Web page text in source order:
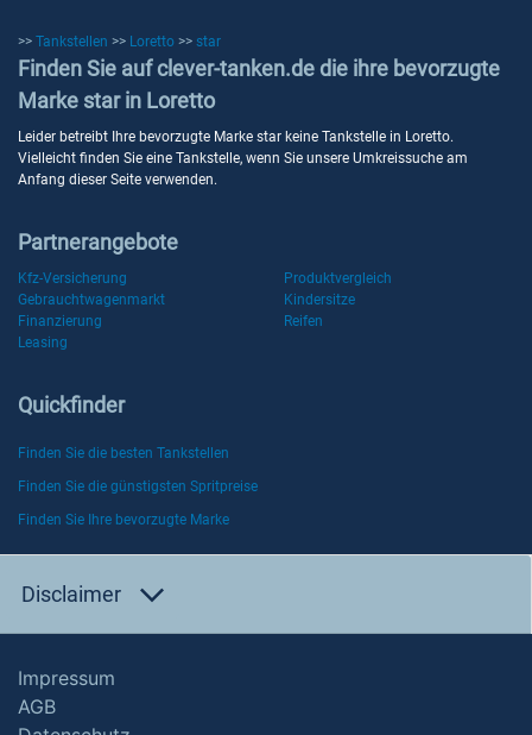
>> Tankstellen >> Loretto >> star
Finden Sie auf clever-tanken.de die ihre bevorzugte
Marke star in Loretto
Leider betreibt Ihre bevorzugte Marke star keine Tankstelle in Loretto.
Vielleicht finden Sie eine Tankstelle, wenn Sie unsere Umkreissuche am
Anfang dieser Seite verwenden.
Partnerangebote
Kfz-Versicherung
Produktvergleich
Gebrauchtwagenmarkt
Kindersitze
Finanzierung
Reifen
Leasing
Quickfinder
Finden Sie die besten Tankstellen
Finden Sie die günstigsten Spritpreise
Finden Sie Ihre bevorzugte Marke
Disclaimer
Impressum
AGB